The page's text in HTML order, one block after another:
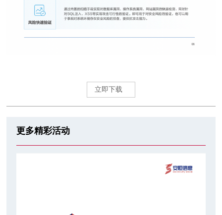
立即下载
更多精彩活动